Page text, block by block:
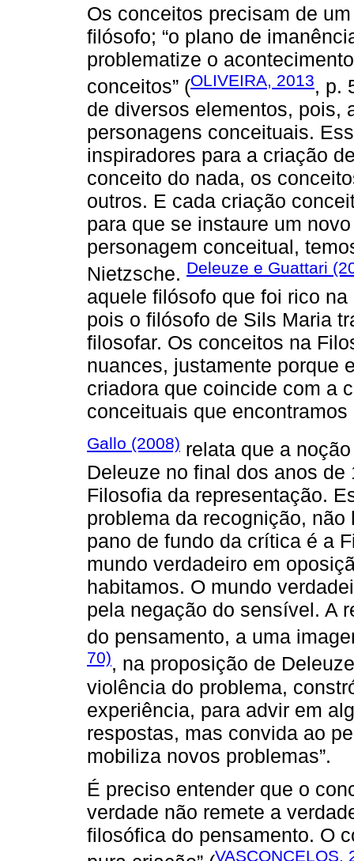
Os conceitos precisam de
filósofo; “o plano de
problematize o
conceitos” (OLIVEIRA, 2013, p.
de diversos elementos, pois,
personagens conceituais.
inspiradores para a criação
conceito do nada, os
outros. E cada criação
para que se instaure um
personagem conceitual,
Nietzsche. Deleuze e Guattari
aquele filósofo que foi rico
pois o filósofo de Sils Maria
filosofar. Os conceitos na
nuances, justamente porque
criadora que coincide com a
conceituais que
Gallo (2008) relata que a
Deleuze no final dos anos
Filosofia da representação.
problema da recognição,
pano de fundo da crítica é a
mundo verdadeiro em
habitamos. O mundo
pela negação do sensível. A
do pensamento, a uma
70), na proposição de
violência do problema,
experiência, para advir em
respostas, mas convida ao
mobiliza novos problemas”.
É preciso entender que o
verdade não remete a
filosófica do pensamento. O
VASCONCELOS,